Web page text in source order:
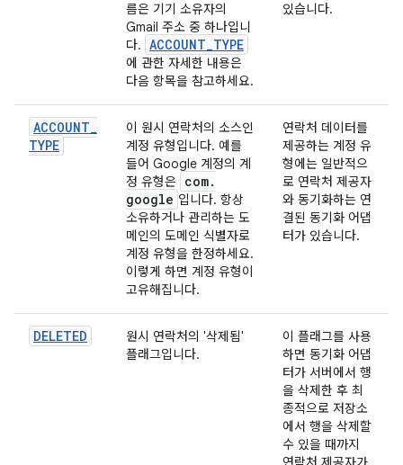
름은 기기 소유자의
Gmail 주소 중 하나입니
다. ACCOUNT_TYPE
에 관한 자세한 내용은
다음 항목을 참고하세요.
있습니다.
ACCOUNT_
TYPE
이 원시 연락처의 소스인
계정 유형입니다. 예를
들어 Google 계정의 계
정 유형은 com.
google 입니다. 항상
소유하거나 관리하는 도
메인의 도메인 식별자로
계정 유형을 한정하세요.
이렇게 하면 계정 유형이
고유해집니다.
연락처 데이터를
제공하는 계정 유
형에는 일반적으
로 연락처 제공자
와 동기화하는 연
결된 동기화 어댑
터가 있습니다.
DELETED
원시 연락처의 '삭제됨'
플래그입니다.
이 플래그를 사용
하면 동기화 어댑
터가 서버에서 행
을 삭제한 후 최
종적으로 저장소
에서 행을 삭제할
수 있을 때까지